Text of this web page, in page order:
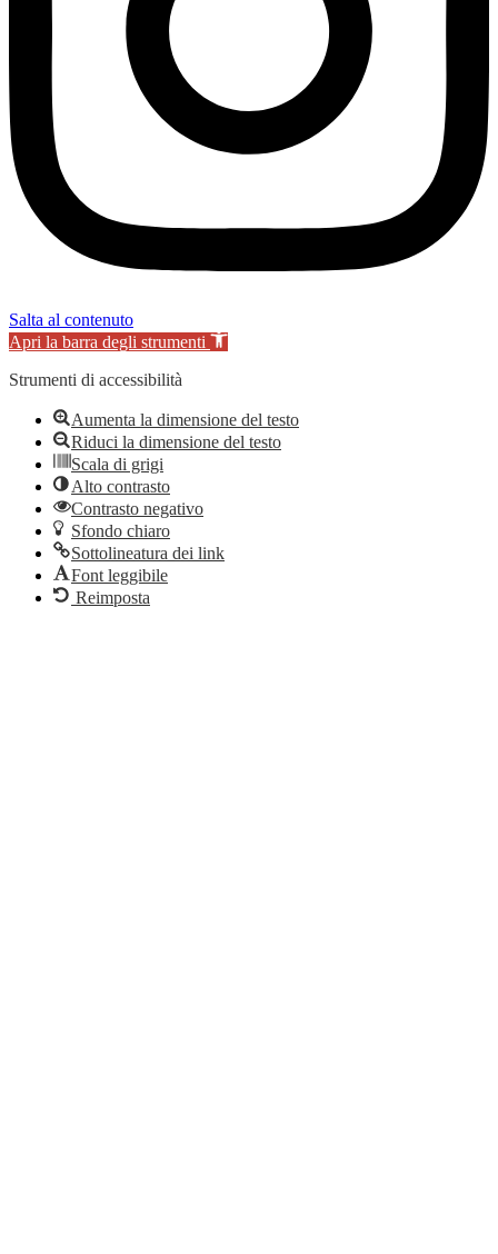
Salta al contenuto
Apri la barra degli strumenti
Strumenti di accessibilità
Aumenta la dimensione del testo
Riduci la dimensione del testo
Scala di grigi
Alto contrasto
Contrasto negativo
Sfondo chiaro
Sottolineatura dei link
Font leggibile
Reimposta